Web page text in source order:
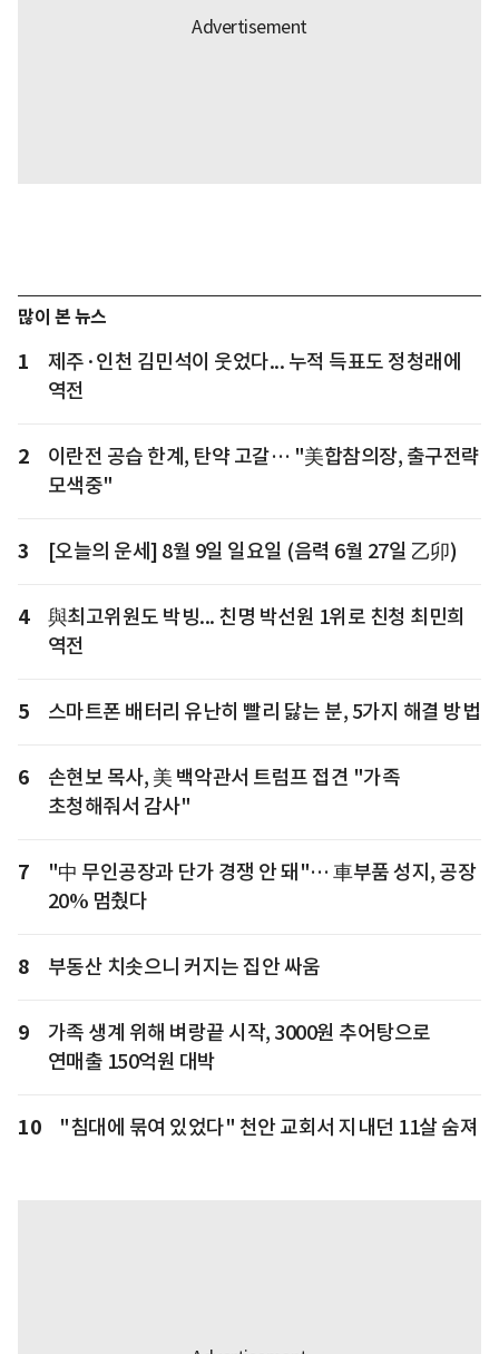
많이 본 뉴스
1
제주·인천 김민석이 웃었다... 누적 득표도 정청래에
역전
2
이란전 공습 한계, 탄약 고갈… "美합참의장, 출구전략
모색중"
3 [오늘의 운세] 8월 9일 일요일 (음력 6월 27일 乙卯)
4
與최고위원도 박빙... 친명 박선원 1위로 친청 최민희
역전
5 스마트폰 배터리 유난히 빨리 닳는 분, 5가지 해결 방법
6
손현보 목사, 美 백악관서 트럼프 접견 "가족
초청해줘서 감사"
7
"中 무인공장과 단가 경쟁 안 돼"… 車부품 성지, 공장
20% 멈췄다
8 부동산 치솟으니 커지는 집안 싸움
9
가족 생계 위해 벼랑끝 시작, 3000원 추어탕으로
연매출 150억원 대박
10 "침대에 묶여 있었다" 천안 교회서 지내던 11살 숨져